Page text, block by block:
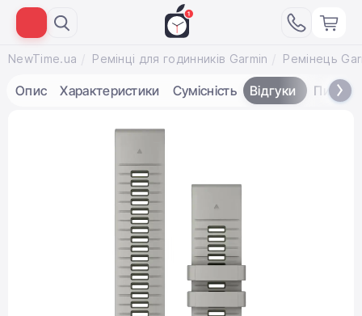
NewTime.ua Ремінці для годинників Garmin
Опис Характеристики Сумісність Відгуки